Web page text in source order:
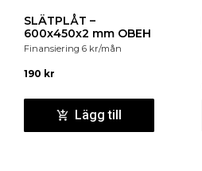
SLÄTPLÅT –
600x450x2 mm OBEH
Finansiering 6 kr/mån
190 kr
Lägg till